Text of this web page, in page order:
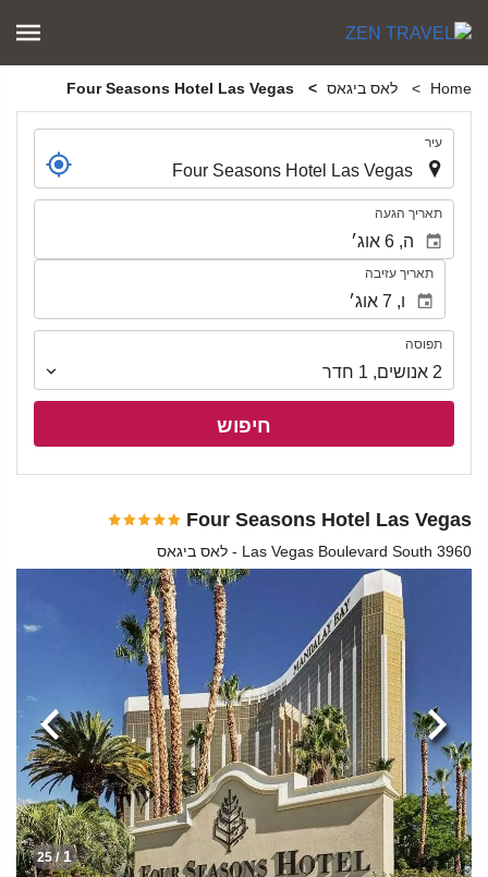
Home לאס ביגאס
עיר
תאריך הגעה
תאריך עזיבה
תפוסה
תפוסה
2 אנושים,
1 חדר
חיפוש
Four Seasons Hotel Las Vegas
3960 Las Vegas Boulevard South - לאס ביגאס
1
/ 25
הקודמת הבא